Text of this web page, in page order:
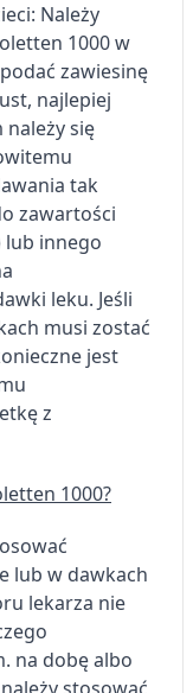
Należy
1000 w
zawiesinę
najlepiej
należy się
tak
zawartości
innego
leku. Jeśli
musi zostać
jest
z
1000?
lub w dawkach
lekarza nie
na dobę albo